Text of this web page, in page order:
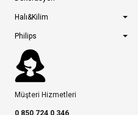
Halı&Kilim
Philips
Müşteri Hizmetleri
0 850 724 0 346